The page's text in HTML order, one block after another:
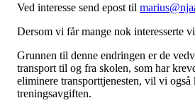
Ved interesse send epost til
Dersom vi får mange nok interesserte
Grunnen til denne endringen er de
transport til og fra skolen, som har
eliminere transporttjenesten, vil vi også
treningsavgiften.